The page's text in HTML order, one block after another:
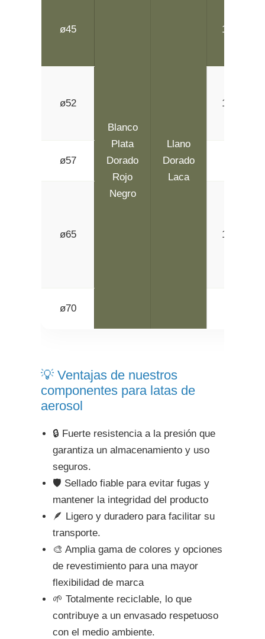
ø45
Blanco
Plata
Dorado
Rojo
Negro
Llano
Dorado
Laca
1.2 ~ 1.8
ø52 1.2 ~ 1.8
ø57
ø65 1.2 ~ 1.8
ø70
💡 Ventajas de nuestros
componentes para latas de
aerosol
🔒 Fuerte resistencia a la presión que
garantiza un almacenamiento y uso
seguros.
🛡️ Sellado fiable para evitar fugas y
mantener la integridad del producto
🪶 Ligero y duradero para facilitar su
transporte.
🎨 Amplia gama de colores y opciones
de revestimiento para una mayor
flexibilidad de marca
🌱 Totalmente reciclable, lo que
contribuye a un envasado respetuoso
con el medio ambiente.